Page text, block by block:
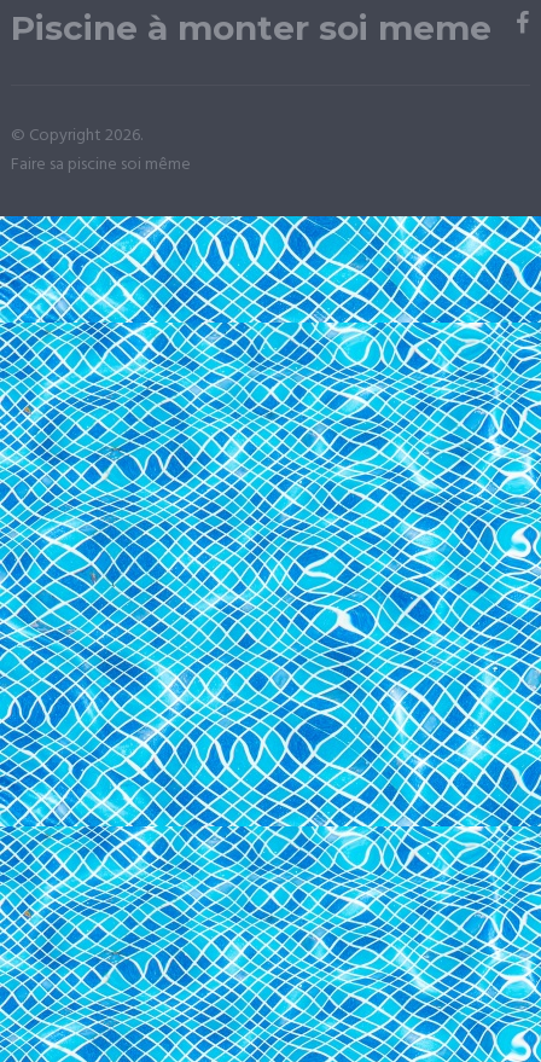
Piscine à monter soi meme
© Copyright 2026.
Faire sa piscine soi même